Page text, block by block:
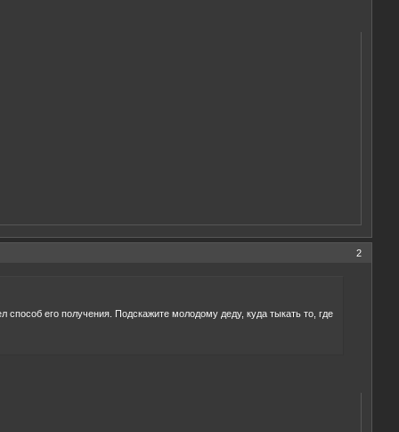
2
его получения. Подскажите молодому деду, куда тыкать то, где